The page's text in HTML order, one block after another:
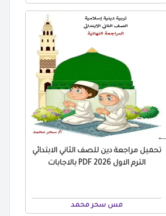
تحميل مراجعة دين للصف الثاني الابتدائي
الترم الاول 2026 PDF بالاجابات
مس سحر محمد